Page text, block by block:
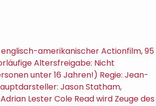
amerikanischer Actionfilm, 95
Altersfreigabe: Nicht
unter 16 Jahren!) Regie: Jean-
Jason Statham,
Lester Cole Read wird Zeuge des